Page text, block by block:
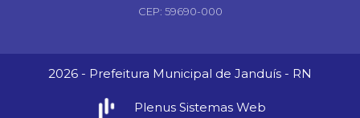
CEP: 59690-000
2026 - Prefeitura Municipal de Janduís - RN
Plenus Sistemas Web